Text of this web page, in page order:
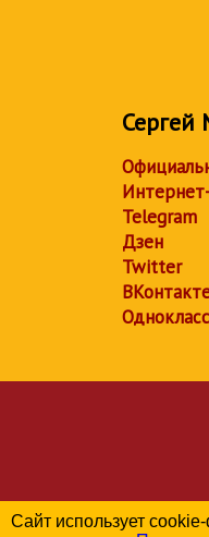
Сергей
Telegram
Дзен
Twitter
Сайт использует